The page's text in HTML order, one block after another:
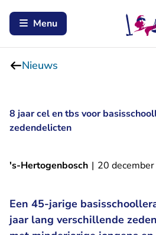
Menu
Nieuws
8 jaar cel en tbs voor
zedendelicten
's-Hertogenbosch | 20
Een 45-jarige
jaar lang verschillende